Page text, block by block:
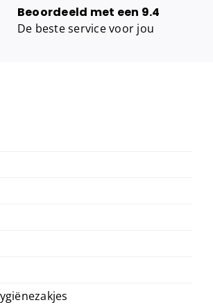
Beoordeeld met een 9.4
De beste service voor jou